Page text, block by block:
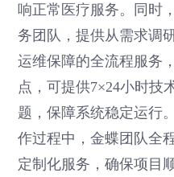
响正常医疗服务。同时
务团队，提供从需求调
运维保障的全流程服务
点，可提供7×24小时技
题，保障系统稳定运行
作过程中，金蝶团队全
定制化服务，确保项目